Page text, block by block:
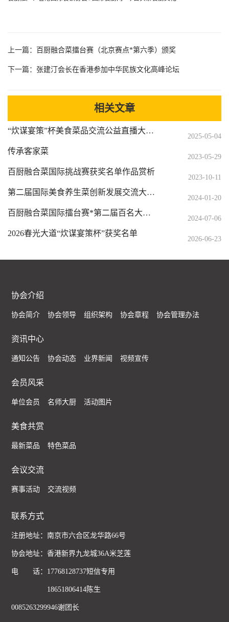
上一篇： 百厨融合菜擂台赛（北京赛点*第六季）颁奖
下一篇： 张建汀会长在香港参加中华民族文化高峰论坛
相关文章
“炊谋宴策”杯美食菜品交流公益直播大赛圆满成功
2025-05-04
传承客家菜
2023-05-29
百厨融合菜国际挑战赛获奖名单作品赏析
2023-10-11
第二届国际美食养生菜创新发展交流大赛(启动仪式)
2024-01-20
百厨融合菜国际擂台赛*第二届百名大厨国际擂台赛获奖名单
2024-07-06
2026春光大道“炊谋宴策杯”获奖名单
2026-06-23
协会介绍
协会简介 协会领导 组织架构 协会章程 协会管理办法
资讯中心
通知公告 协会动态 业界新闻 视频宣传
会员风采
单位会员 名师大厨 活动图片
美食共赏
最新菜品 特色菜品
会议交流
赛事活动 交流视频
联系方式
注册地址：南京市六合区龙华路66号
协会地址：香港新界九龙城36A米芝莲
电 话：17768128737短信专用
18651806414陈生
0085263299946谢团长